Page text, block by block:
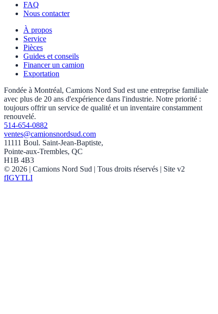
FAQ
Nous contacter
À propos
Service
Pièces
Guides et conseils
Financer un camion
Exportation
Fondée à Montréal, Camions Nord Sud est une entreprise familiale
avec plus de 20 ans d'expérience dans l'industrie. Notre priorité :
toujours offrir un service de qualité et un inventaire constamment
renouvelé.
514-654-0882
ventes@camionsnordsud.com
11111 Boul. Saint-Jean-Baptiste,
Pointe-aux-Trembles, QC
H1B 4B3
© 2026 | Camions Nord Sud | Tous droits réservés | Site v2
fIGYTLI